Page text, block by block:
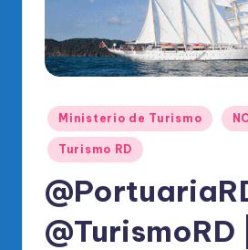
di
O
ci
al
Publicado
en
Ministerio de Turismo
Turismo RD
@TurismoRD